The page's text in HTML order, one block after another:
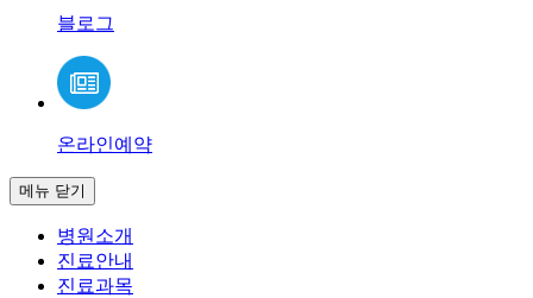
블로그
온라인예약
메뉴 닫기
병원소개
진료안내
진료과목